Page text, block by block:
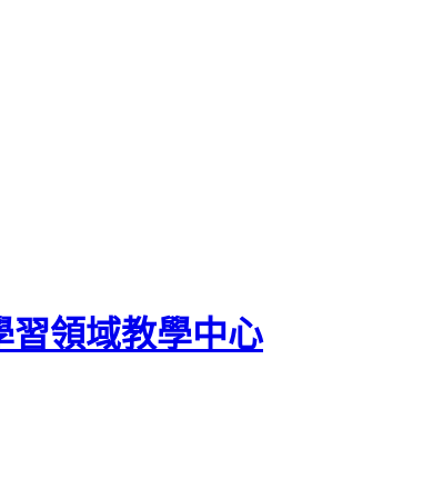
習領域教學中心